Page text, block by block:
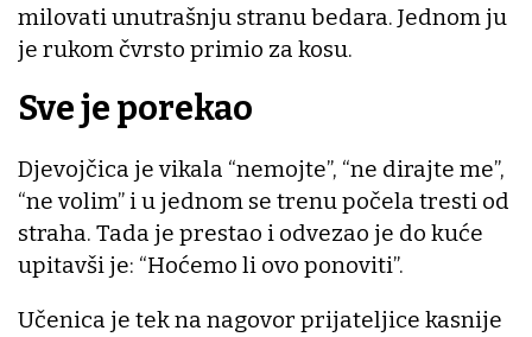
milovati unutrašnju stranu bedara. Jednom ju
je rukom čvrsto primio za kosu.
Sve je porekao
Djevojčica je vikala “nemojte”, “ne dirajte me”,
“ne volim” i u jednom se trenu počela tresti od
straha. Tada je prestao i odvezao je do kuće
upitavši je: “Hoćemo li ovo ponoviti”.
Učenica je tek na nagovor prijateljice kasnije